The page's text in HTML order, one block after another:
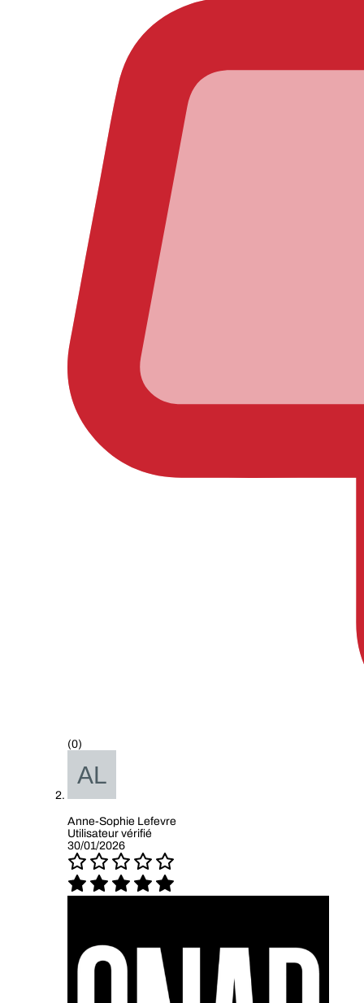
(0)
Anne-Sophie Lefevre
Utilisateur vérifié
30/01/2026